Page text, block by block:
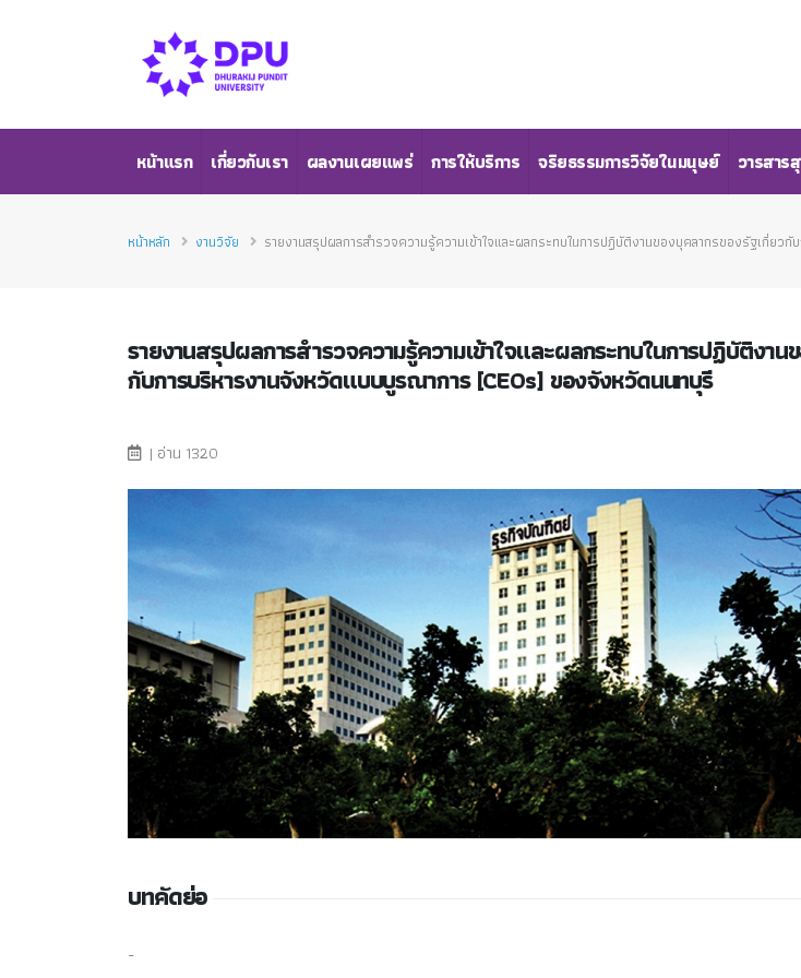
หน้าแรก เกี่ยวกับเรา ผลงานเผยแพร่ การให้บริการ จริยธรรมการวิจัยในมนุษย์ วารสา
หน้าหลัก งานวิจัย รายงานสรุปผลการสำรวจความรู้ความเข้าใจและผลกระทบในการปฏิบัติงานของบุคลากรของรัฐเกี่ย
รายงานสรุปผลการสำรวจความรู้ความเข้าใจและผลกระทบในการปฏิบัติงาน
กับการบริหารงานจังหวัดแบบบูรณาการ [CEOs] ของจังหวัดนนทบุรี
| อ่าน 1320
บทคัดย่อ
-